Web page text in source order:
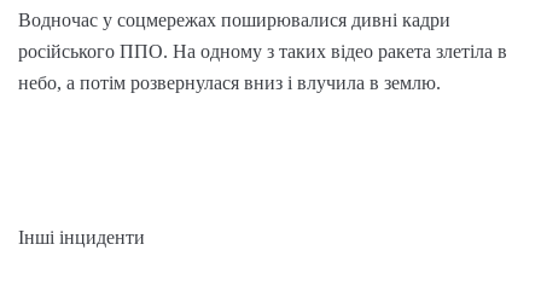
Водночас у соцмережах поширювалися дивні кадри
російського ППО. На одному з таких відео ракета злетіла в
небо, а потім розвернулася вниз і влучила в землю.
Інші інциденти